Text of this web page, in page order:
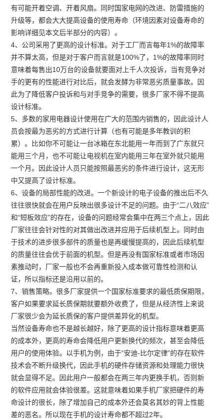
有可能开着空调、开着风扇。同时国家电网的改进、防雷措施的
升级等，都会大大提高设备的使用寿命（环境因素对设备寿命的
影响详细见本文后半部分的内容）。
4、公司采用了更高的设计标准。对于工厂而言每年1%的故障率
并不算太高，但是对于客户而言就是100%了，1%的故障率同时
意味着每售出10万台的设备就要面对上千人次投诉，当有竞争对
手的更有的性能进行对比后，就会发酵为非常恶劣质量事故。因
此为了降低客户投诉和与对手竞争的需要，很多厂家不得不提高
设计标准。
5、多数的家用电器设计使用在广大的范围内销售的，因此设计人
员会按最为恶劣的方式进行计算（也有可能是多年教训的积
累）。比如你不可能让一台冰箱在东北能用一年而到了广东就只
能用三个月，也不可能让电视机在室内能用三年在室外就只能用
一个月。因此设计人员只能按照最恶劣的条件进行设计，这无形
中又提高了设计标准。
6、设备的局部性能的改进。一个新设计的电子设备的推出后不久
往往很快就会在用户反映出很多设计不足的问题。由于“二八效应”
和“短板效应”的存在，设备的问题经常会集中在两三个点上，因此
厂家往往会针对性的对其做出改进并应用于后续机型上。同时由
于技术的进步很多部件的质量也是再缓慢提高的，因此后续机型
的质量往往会优于前面的机型。但是再没有国家标准或者市场因
素推动时，厂家一般也不会再重新投入成本做可靠性检测和认
证，所以指标还是沿用以前的。
7、销售策略。很多厂家提供一个国家标准要求的最低质保期限，
客户如果要求延长质保期就要额外收费了，但是从经济性上来说
厂家很少会为延长质保的客户提供差异化的机型。
当然设备寿命也不是越长越好，除了更高的设计指标意味着更高
的成本外，更高的寿命会降低用户更新换代的频次，甚至会降低
用户的使用体验。以手机为例，由于“安迪-比尔定律”的存在软件
技术会不断升级换代，因此手机的硬件存储资源和处理能力很快
就会显得不足。因此用户一般都会在两三年内更换手机，否则新
的软件应用就会体验很差。这就意味着如果手机厂家把硬件的寿
命设计的很长，除了增加自己的成本外还会莫名其妙的背上性能
差的恶名。所以现在手机的设计寿命都不超过2年。